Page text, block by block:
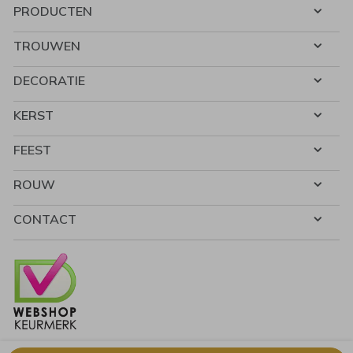
PRODUCTEN
TROUWEN
DECORATIE
KERST
FEEST
ROUW
CONTACT